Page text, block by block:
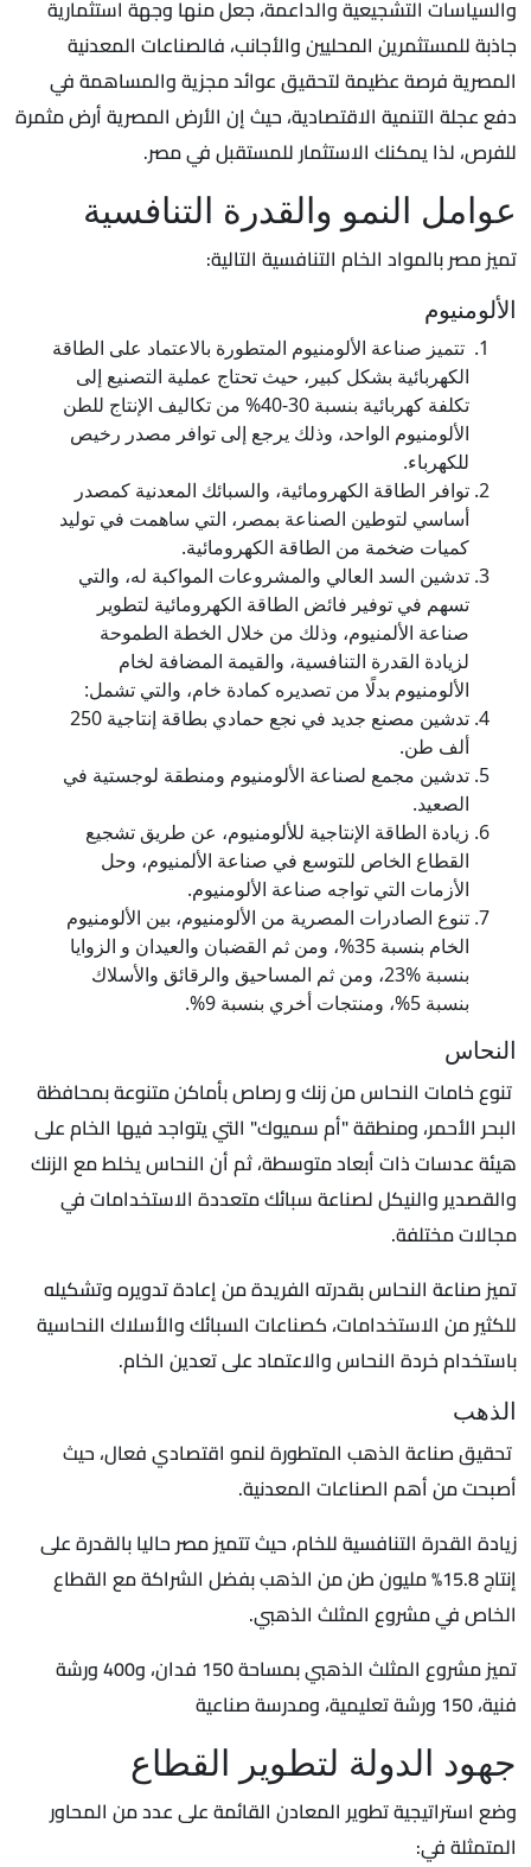
والسياسات التشجيعية والداعمة، جعل منها وجهة استثمارية
جاذبة للمستثمرين المحليين والأجانب، فالصناعات المعدنية
المصرية فرصة عظيمة لتحقيق عوائد مجزية والمساهمة في
دفع عجلة التنمية الاقتصادية، حيث إن الأرض المصرية أرض مثمرة
للفرص، لذا يمكنك الاستثمار للمستقبل في مصر.
عوامل النمو والقدرة التنافسية
تميز مصر بالمواد الخام التنافسية التالية:
الألومنيوم
تتميز صناعة الألومنيوم المتطورة بالاعتماد على الطاقة
الكهربائية بشكل كبير، حيث تحتاج عملية التصنيع إلى
تكلفة كهربائية بنسبة 30-40% من تكاليف الإنتاج للطن
الألومنيوم الواحد، وذلك يرجع إلى توافر مصدر رخيص
للكهرباء.
توافر الطاقة الكهرومائية، والسبائك المعدنية كمصدر
أساسي لتوطين الصناعة بمصر، التي ساهمت في توليد
كميات ضخمة من الطاقة الكهرومائية.
تدشين السد العالي والمشروعات المواكبة له، والتي
تسهم في توفير فائض الطاقة الكهرومائية لتطوير
صناعة الألمنيوم، وذلك من خلال الخطة الطموحة
لزيادة القدرة التنافسية، والقيمة المضافة لخام
الألومنيوم بدلًا من تصديره كمادة خام، والتي تشمل:
تدشين مصنع جديد في نجع حمادي بطاقة إنتاجية 250
ألف طن.
تدشين مجمع لصناعة الألومنيوم ومنطقة لوجستية في
الصعيد.
زيادة الطاقة الإنتاجية للألومنيوم، عن طريق تشجيع
القطاع الخاص للتوسع في صناعة الألمنيوم، وحل
الأزمات التي تواجه صناعة الألومنيوم.
تنوع الصادرات المصرية من الألومنيوم، بين الألومنيوم
الخام بنسبة 35%، ومن ثم القضبان والعيدان و الزوايا
بنسبة %23، ومن ثم المساحيق والرقائق والأسلاك
بنسبة 5%، ومنتجات أخري بنسبة 9%.
النحاس
تنوع خامات النحاس من زنك و رصاص بأماكن متنوعة بمحافظة
البحر الأحمر، ومنطقة "أم سميوك" التي يتواجد فيها الخام على
هيئة عدسات ذات أبعاد متوسطة، ثم أن النحاس يخلط مع الزنك
والقصدير والنيكل لصناعة سبائك متعددة الاستخدامات في
مجالات مختلفة.
تميز صناعة النحاس بقدرته الفريدة من إعادة تدويره وتشكيله
للكثير من الاستخدامات، كصناعات السبائك والأسلاك النحاسية
باستخدام خردة النحاس والاعتماد على تعدين الخام.
الذهب
تحقيق صناعة الذهب المتطورة لنمو اقتصادي فعال، حيث
أصبحت من أهم الصناعات المعدنية.
زيادة القدرة التنافسية للخام، حيث تتميز مصر حاليا بالقدرة على
إنتاج 15.8% مليون طن من الذهب بفضل الشراكة مع القطاع
الخاص في مشروع المثلث الذهبي.
تميز مشروع المثلث الذهبي بمساحة 150 فدان، و400 ورشة
فنية، 150 ورشة تعليمية، ومدرسة صناعية
جهود الدولة لتطوير القطاع
وضع استراتيجية تطوير المعادن القائمة على عدد من المحاور
المتمثلة في: